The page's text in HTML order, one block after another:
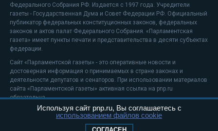
Федерального Собрания РФ. Издается с 1997 года. Учредители
газеты - Государственная Дума и Совет Федерации РФ. Официальный
публикатор федеральных конституционных законов, федеральных
законов и актов палат Федерального Собрания. «Парламентская
газета» имеет пункты печати и представительства в десяти субъектах
федерации.
Сайт «Парламентской газеты» - это оперативные новости и
достоверная информация о принимаемых в стране законах и
деятельности депутатов и сенаторов. При использовании материалов
сайта «Парламентской газеты» активная ссылка на pnp.ru
обязательна.
На информационном ресурсе применяютсярекомендательные
Положение о защите персональных данных
Используя сайт pnp.ru, Вы соглашаетесь с
использованием файлов cookie